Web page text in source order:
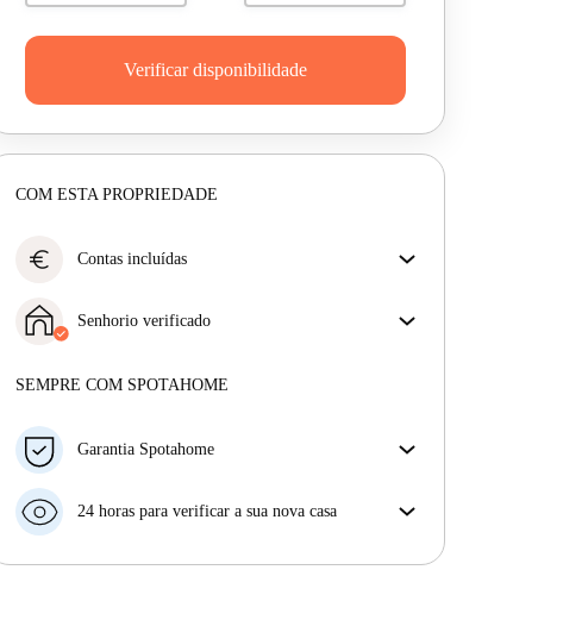
Verificar disponibilidade
COM ESTA PROPRIEDADE
euro Contas incluídas
incluídas. A renda e as contas estão todas incluídas
para uma experiência sem preocupações
Senhorio verificado
Mais sobre este senhorio
SEMPRE COM SPOTAHOME
Garantia Spotahome
antecedência, nós iremos A) pagar um hotel e ajudá-
seu dinheiro na totalidade.
24 horas para verificar a sua nova casa